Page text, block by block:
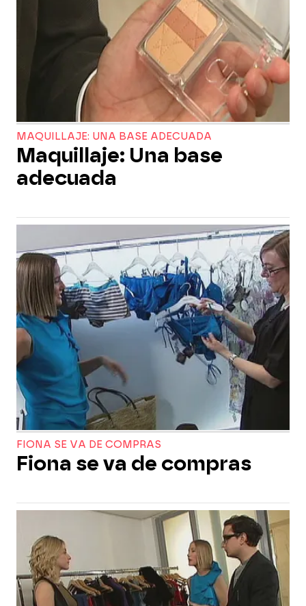
MAQUILLAJE: UNA BASE ADECUADA
Maquillaje: Una base
adecuada
FIONA SE VA DE COMPRAS
Fiona se va de compras